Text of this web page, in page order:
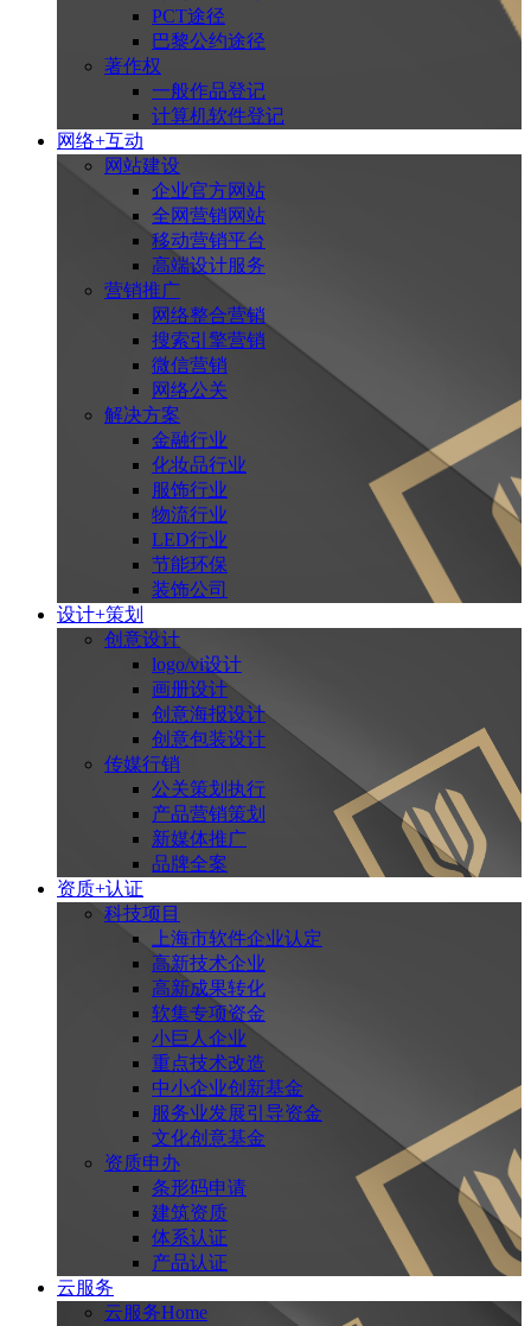
PCT途径
巴黎公约途径
著作权
一般作品登记
计算机软件登记
网络+互动
网站建设
企业官方网站
全网营销网站
移动营销平台
高端设计服务
营销推广
网络整合营销
搜索引擎营销
微信营销
网络公关
解决方案
金融行业
化妆品行业
服饰行业
物流行业
LED行业
节能环保
装饰公司
设计+策划
创意设计
logo/vi设计
画册设计
创意海报设计
创意包装设计
传媒行销
公关策划执行
产品营销策划
新媒体推广
品牌全案
资质+认证
科技项目
上海市软件企业认定
高新技术企业
高新成果转化
软集专项资金
小巨人企业
重点技术改造
中小企业创新基金
服务业发展引导资金
文化创意基金
资质申办
条形码申请
建筑资质
体系认证
产品认证
云服务
云服务Home